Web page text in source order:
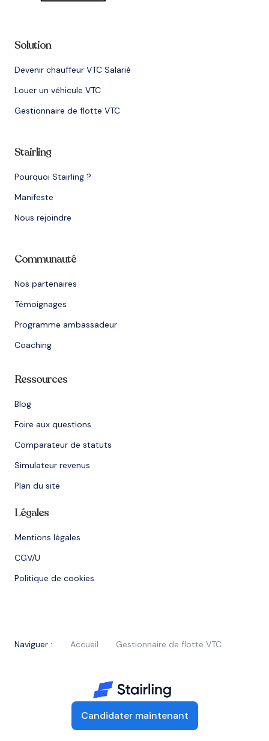
Solution
Devenir chauffeur VTC Salarié
Louer un véhicule VTC
Gestionnaire de flotte VTC
Stairling
Pourquoi Stairling ?
Manifeste
Nous rejoindre
Communauté
Nos partenaires
Témoignages
Programme ambassadeur
Coaching
Ressources
Blog
Foire aux questions
Comparateur de statuts
Simulateur revenus
Plan du site
Légales
Mentions légales
CGV/U
Politique de cookies
Naviguer : Accueil Gestionnaire de flotte VTC
Candidater maintenant